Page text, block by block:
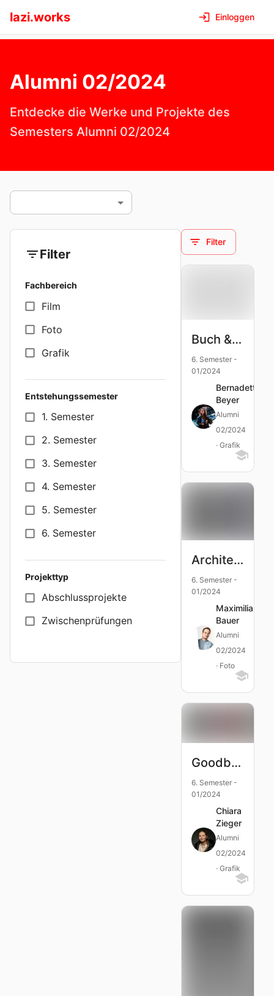
lazi.works Einloggen
Alumni 02/2024
Entdecke die Werke und Projekte des
Semesters Alumni 02/2024
Filter
Fachbereich
Film
Foto
Grafik
Entstehungssemester
1. Semester
2. Semester
3. Semester
4. Semester
5. Semester
6. Semester
Projekttyp
Abschlussprojekte
Zwischenprüfungen
Filter
Buch & Memory: Heilkräuter für Frauen
6. Semester -
01/2024
Bernadette
Beyer
Alumni
02/2024
· Grafik
Architektur Historisches Militärmuseum Dresden
6. Semester -
01/2024
Maximilian
Bauer
Alumni
02/2024
· Foto
Goodbye Hotel Mama - Kochbuch
6. Semester -
01/2024
Chiara
Zieger
Alumni
02/2024
· Grafik